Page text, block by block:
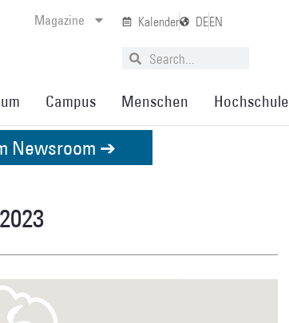
Magazine Kalender DEEN
Campus Menschen Hochschule
Newsroom ➔